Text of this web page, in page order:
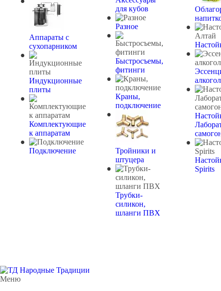
Аппараты с
сухопарником
Индукционные
плиты
Комплектующие
к аппаратам
Подключение
для кубов
Разное
Быстросъемы,
фитинги
Краны,
подключение
Тройники и
штуцера
Трубки-
силикон,
шланги ПВХ
Spirits
Меню